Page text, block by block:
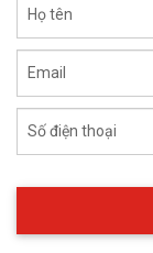
Họ tên
Email
Số điện thoại